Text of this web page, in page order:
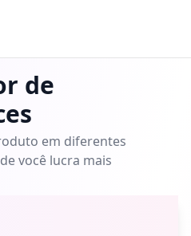
de
em diferentes
você lucra mais